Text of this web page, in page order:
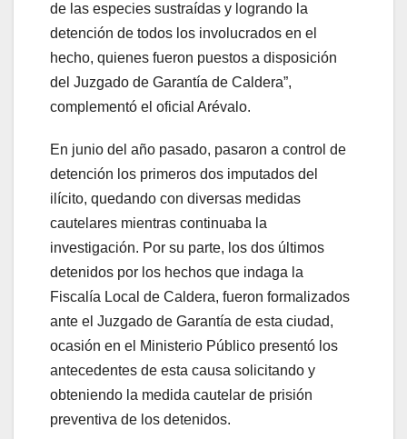
de las especies sustraídas y logrando la
detención de todos los involucrados en el
hecho, quienes fueron puestos a disposición
del Juzgado de Garantía de Caldera”,
complementó el oficial Arévalo.
En junio del año pasado, pasaron a control de
detención los primeros dos imputados del
ilícito, quedando con diversas medidas
cautelares mientras continuaba la
investigación. Por su parte, los dos últimos
detenidos por los hechos que indaga la
Fiscalía Local de Caldera, fueron formalizados
ante el Juzgado de Garantía de esta ciudad,
ocasión en el Ministerio Público presentó los
antecedentes de esta causa solicitando y
obteniendo la medida cautelar de prisión
preventiva de los detenidos.